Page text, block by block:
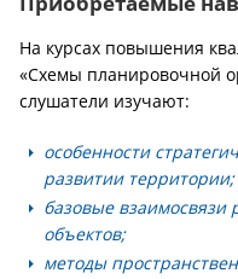
На курсах повышения
«Схемы планировочной
слушатели изучают:
особенности
развитии территории;
базовые взаимосвязи
объектов;
методы